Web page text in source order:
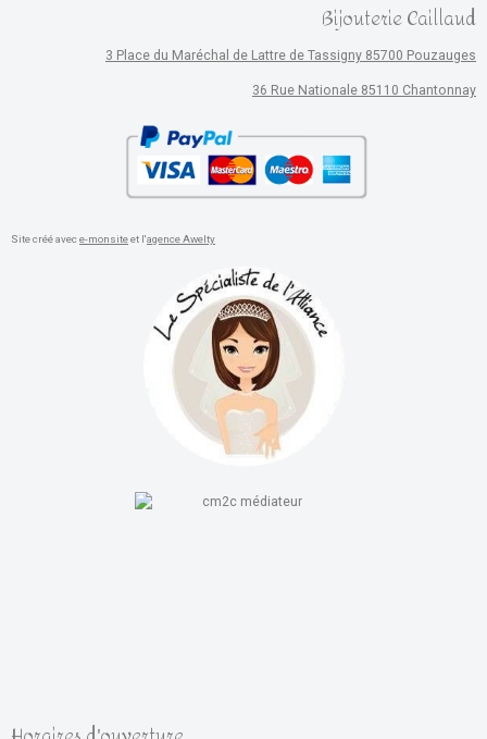
Bijouterie Caillaud
3 Place du Maréchal de Lattre de Tassigny 85700 Pouzauges
36 Rue Nationale 85110 Chantonnay
Site créé avece-monsiteet l'agence Awelty